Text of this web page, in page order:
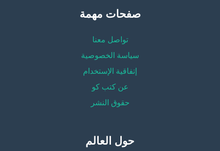
صفحات مهمة
تواصل معنا
سياسة الخصوصية
إتفاقية الإستخدام
عن كتب كو
حقوق النشر
حول العالم